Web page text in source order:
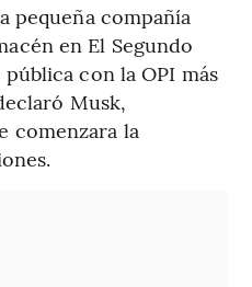
pequeña compañía
en El Segundo
con la OPI más
Musk,
comenzara la